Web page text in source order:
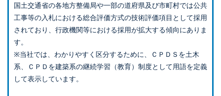
国土交通省の各地方整備局や一部の道府県及び市町村では公共
工事等の入札における総合評価方式の技術評価項目として採用
されており、行政機関等における採用が拡大する傾向にありま
す。
※当社では、わかりやすく区分するために、ＣＰＤＳを土木
系、ＣＰＤを建築系の継続学習（教育）制度として用語を定義
して表示しています。